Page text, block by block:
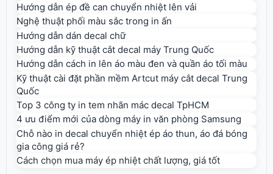
Hướng dẫn ép đề can chuyển nhiệt lên vải
Nghệ thuật phối màu sắc trong in ấn
Hướng dẫn dán decal chữ
Hướng dẫn kỹ thuật cắt decal máy Trung Quốc
Hướng dẫn cách in lên áo màu đen và quần áo tối màu
Kỹ thuật cài đặt phần mềm Artcut máy cắt decal Trung
Quốc
Top 3 công ty in tem nhãn mác decal TpHCM
4 ưu điểm mới của dòng máy in văn phòng Samsung
Chỗ nào in decal chuyển nhiệt ép áo thun, áo đá bóng
gia công giá rẻ?
Cách chọn mua máy ép nhiệt chất lượng, giá tốt